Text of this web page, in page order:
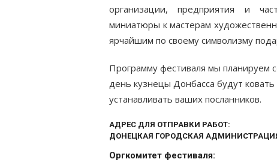
организации, предприятия и
миниатюры к мастерам
ярчайшим по своему символизму
Программу фестиваля мы планируем
день кузнецы Донбасса будут
устанавливать ваших посланников.
АДРЕС ДЛЯ ОТПРАВКИ РАБОТ:
ДОНЕЦКАЯ ГОРОДСКАЯ
Оргкомитет фестиваля: